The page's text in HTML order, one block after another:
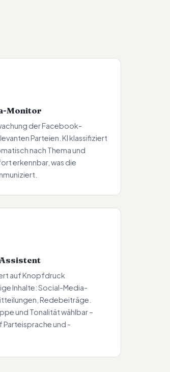
Monitor
der Facebook-
Parteien. KI klassifiziert
nach Thema und
erkennbar, was die
auf Knopfdruck
Inhalte: Social-Media-
Redebeiträge.
und Tonalität wählbar –
und -